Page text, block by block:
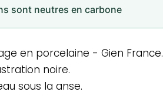
sont neutres en carbone
en porcelaine - Gien France.
noire.
sous la anse.